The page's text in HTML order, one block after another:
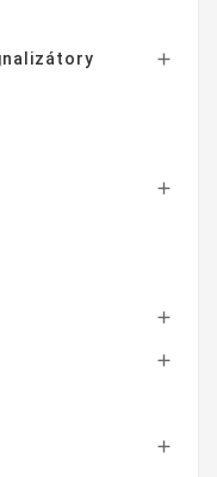




